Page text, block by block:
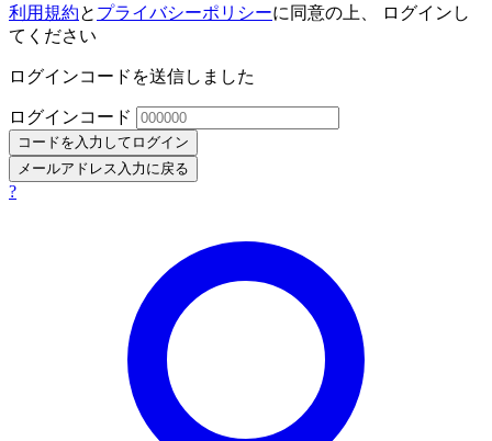
利用規約と プライバシーポリシーに同意の上、 ログインし
てください
ログインコードを送信しました
ログインコード
コードを入力してログイン
メールアドレス入力に戻る
?